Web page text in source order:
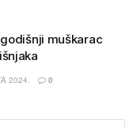
muškarac
2024. 0